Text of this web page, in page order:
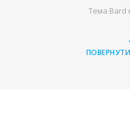
Тема Bard